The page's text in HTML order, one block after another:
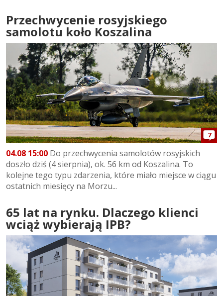
Przechwycenie rosyjskiego
samolotu koło Koszalina
7
04.08 15:00 Do przechwycenia samolotów rosyjskich
doszło dziś (4 sierpnia), ok. 56 km od Koszalina. To
kolejne tego typu zdarzenia, które miało miejsce w ciągu
ostatnich miesięcy na Morzu...
65 lat na rynku. Dlaczego klienci
wciąż wybierają IPB?